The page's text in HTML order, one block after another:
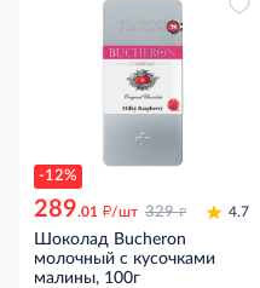
-12%
289.01 д/шт 329 д 4.7
Шоколад Bucheron
молочный с кусочками
малины, 100г